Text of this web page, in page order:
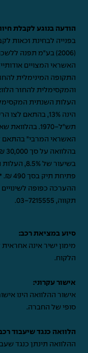
הודעה בנוגע לקבלת
בפנייה לבחינת זכאות
(2006) בע"מ תפנה
האשראי המצויים
העלות השנתית
הינה 13%, בהתאם
תש"ל-1970.
תקווה, 03-7215555
.
סיוע במציאת רכב:
מימון ישיר אינה
הלקוח.
אישור עקרוני:
אישור ההלוואה הינו
סופי של החברה.
הלוואה כנגד שיעבוד
ההלוואה תינתן כנגד